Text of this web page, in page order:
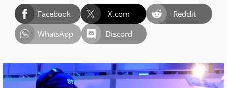
Facebook X.com
Reddit
WhatsApp
Discord